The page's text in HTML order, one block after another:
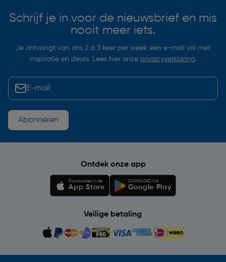
Schrijf je in voor de nieuwsbrief en mis
nooit meer iets.
Je ontvangt van ons 2 à 3 keer per week een e-mail vol met
inspiratie en deals. Lees hier onze privacyverklaring.
Abonneren
Ontdek onze app
Downloaden in de
App Store
DOWNLOAD VIA
Google Play
Veilige betaling